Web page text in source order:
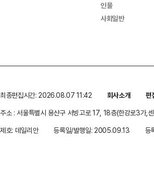
인물
사회일반
최종편집시간: 2026.08.07 11:42 회사소개 편
주소 : 서울특별시 용산구 서빙고로 17, 18층(한강로3가,
제호: 데일리안
등록일/발행일: 2005.09.13 등